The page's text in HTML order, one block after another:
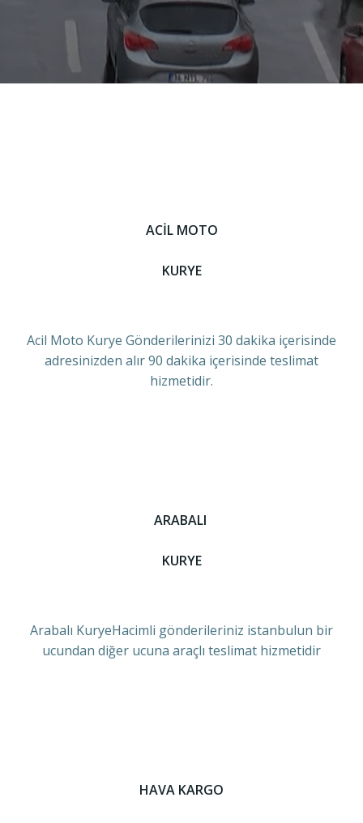
ACİL MOTO
KURYE
Acil Moto Kurye Gönderilerinizi 30 dakika içerisinde
adresinizden alır 90 dakika içerisinde teslimat
hizmetidir.
ARABALI
KURYE
Arabalı KuryeHacimli gönderileriniz istanbulun bir
ucundan diğer ucuna araçlı teslimat hizmetidir
HAVA KARGO